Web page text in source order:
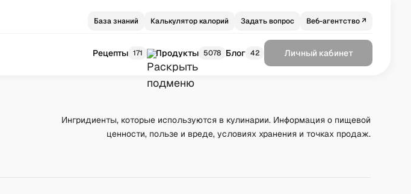
База знаний Калькулятор калорий Задать вопрос Веб-агентство ↗
Рецепты 171 Продукты 5078 Блог 42 Личный кабинет
Ингридиенты, которые используются в кулинарии. Информация о пищевой
ценности, пользе и вреде, условиях хранения и точках продаж.